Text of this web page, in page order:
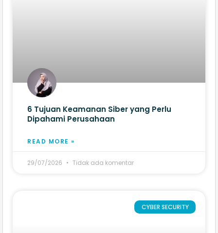
6 Tujuan Keamanan Siber yang Perlu
Dipahami Perusahaan
READ MORE »
29/07/2026 Tidak ada komentar
CYBER SECURITY